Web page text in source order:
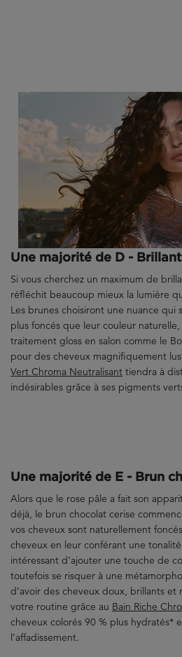
Une majorité de D -
Si vous cherchez un maximum de
réfléchit beaucoup mieux la lumière
Les brunes choisiront une nuance qui
plus foncés que leur couleur
traitement gloss en salon comme le
pour des cheveux magnifiquement
Vert Chroma Neutralisant tiendra à
indésirables grâce à ses pigments
Une majorité de E - Brun
Alors que le rose pâle a fait son
déjà, le brun chocolat cerise
vos cheveux sont naturellement
cheveux en leur conférant une
intéressant d’ajouter une touche de
toutefois se risquer à une
d’avoir des cheveux doux, brillants
votre routine grâce au Bain Riche
cheveux colorés 90 % plus hydratés*
l’affadissement.